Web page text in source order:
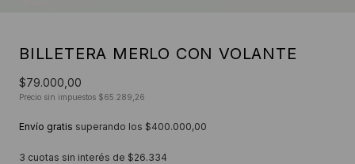
BILLETERA MERLO CON VOLANTE
$79.000,00
Precio sin impuestos $65.289,26
Envío gratis superando los $400.000,00
3 cuotas sin interés de $26.334